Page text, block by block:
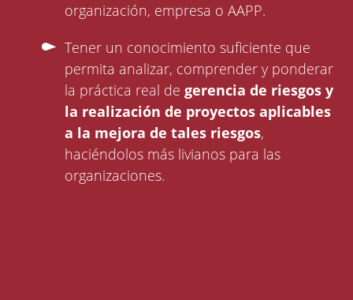
organización, empresa o AAPP.
Tener un conocimiento suficiente que
permita analizar, comprender y ponderar
la práctica real degerencia de riesgos y
la realización de proyectos aplicables
a la mejora de tales riesgos,
haciéndolos más livianos para las
organizaciones.